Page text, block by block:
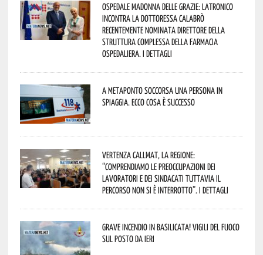
Ospedale Madonna delle Grazie: Latronico
incontra la dottoressa Calabrò
recentemente nominata Direttore della
Struttura Complessa della Farmacia
Ospedaliera. I dettagli
A Metaponto soccorsa una persona in
spiaggia. Ecco cosa è successo
Vertenza CallMat, la Regione:
“comprendiamo le preoccupazioni dei
lavoratori e dei sindacati tuttavia il
percorso non si è interrotto”. I dettagli
Grave incendio in Basilicata! Vigili del fuoco
sul posto da ieri